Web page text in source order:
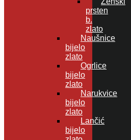
prsten
b.
zlato
Naušnice
bijelo
zlato
Ogrlice
bijelo
zlato
Narukvice
bijelo
zlato
Lančić
bijelo